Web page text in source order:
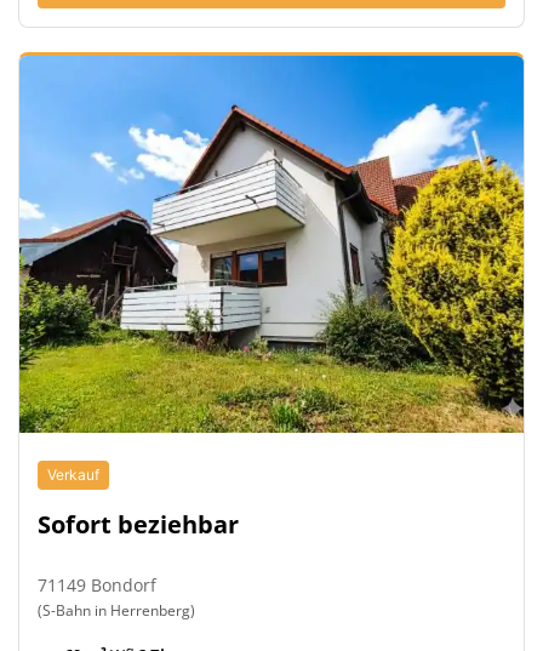
Verkauf
Sofort beziehbar
71149 Bondorf
(S-Bahn in Herrenberg)